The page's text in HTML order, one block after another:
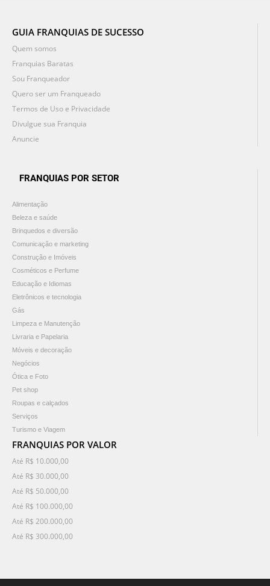
GUIA FRANQUIAS DE SUCESSO
Quem somos
Franquias Baratas
Sou Franqueador
Quero ser um Franqueado
Termos de Uso e Privacidade
Divulgue sua Franquia
Anuncie
FRANQUIAS POR SETOR
Alimentação
Beleza e saúde
Brinquedos e diversão
Comunicação e marketing
Construção e Imóveis
Cosméticos e Perfume
Educação e Idiomas
Eletrônicos e tecnologia
Gás
Limpeza e Manutenção
Livraria e Papelaria
Móveis e decoração
Negócios
Ótica e Foto
Pet shop
Roupas e calçados
Serviços
Turismo e Viagem
FRANQUIAS POR VALOR
Até R$ 10.000,00
Até R$ 30.000,00
Até R$ 50.000,00
Até R$ 100.000,00
Até R$ 200.000,00
Até R$ 300.000,00